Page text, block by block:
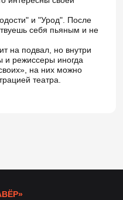
и "Урод". После
себя пьяным и не
на подвал, но внутри
и режиссеры иногда
на них можно
театра.